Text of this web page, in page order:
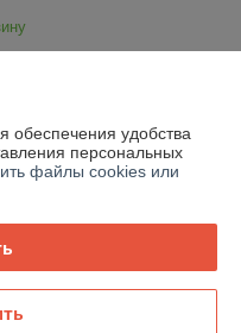
удобства
персональных
файлы cookies или